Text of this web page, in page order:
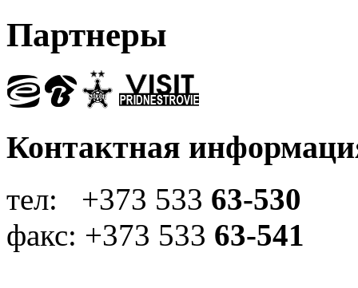
Партнеры
Контактная
тел: +373 533 63-530
факс: +373 533 63-541